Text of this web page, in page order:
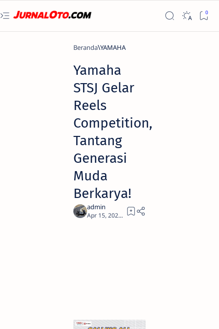
Beranda YAMAHA
Yamaha
STSJ Gelar
Reels
Competition,
Tantang
Generasi
Muda
Berkarya!
1